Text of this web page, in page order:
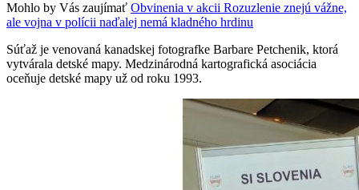
Mohlo by Vás zaujímať Obvinenia v akcii Rozuzlenie znejú vážne,
ale vojna v polícii naďalej nemá kladného hrdinu
Súťaž je venovaná kanadskej fotografke Barbare Petchenik, ktorá
vytvárala detské mapy. Medzinárodná kartografická asociácia
oceňuje detské mapy už od roku 1993.